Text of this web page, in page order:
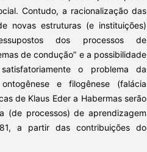
Contudo, a racionalização das
novas estruturas (e instituições)
dos processos de
de condução” e a possibilidade
o problema da
e filogênese (falácia
de Klaus Eder a Habermas serão
(de processos) de aprendizagem
a partir das contribuições do